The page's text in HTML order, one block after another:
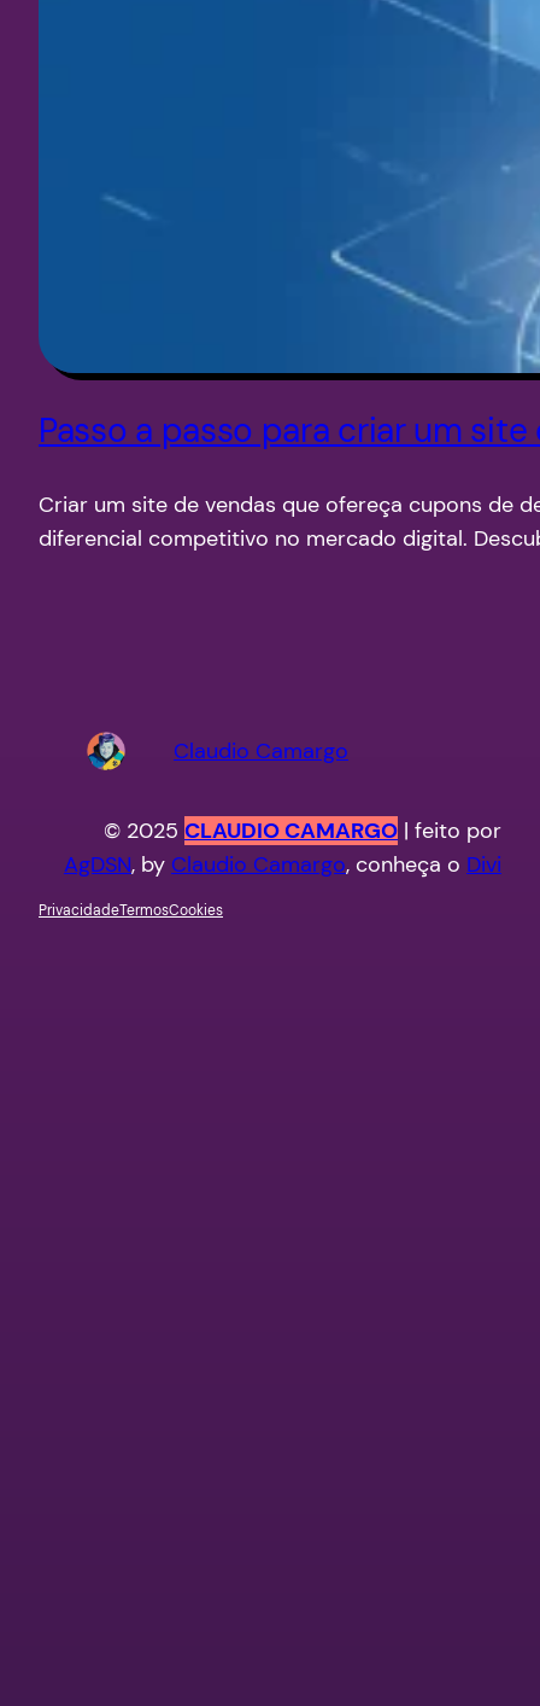
Passo a passo para criar um
Criar um site de vendas que ofereça cupons de
diferencial competitivo no mercado digital.
Claudio Camargo
© 2025 CLAUDIO CAMARGO | feito por
AgDSN, by Claudio Camargo, conheça o Divi
PrivacidadeTermosCookies